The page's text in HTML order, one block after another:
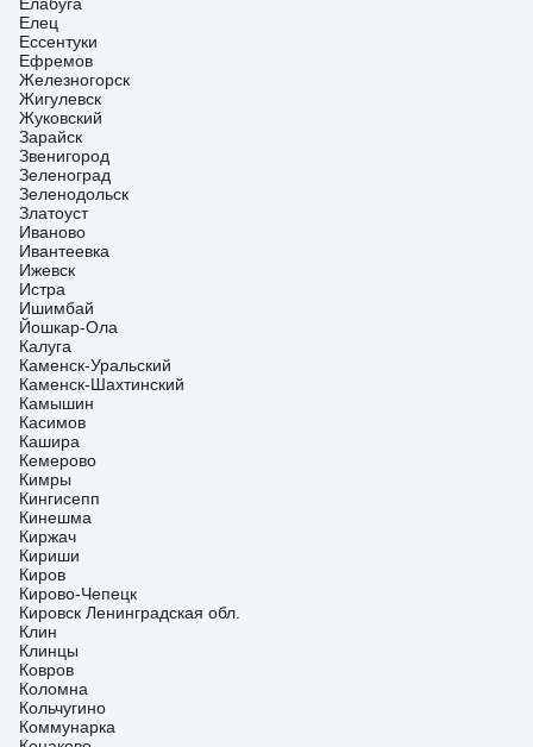
Елец
Ессентуки
Ефремов
Железногорск
Жигулевск
Жуковский
Зарайск
Звенигород
Зеленоград
Зеленодольск
Златоуст
Иваново
Ивантеевка
Ижевск
Истра
Ишимбай
Йошкар-Ола
Калуга
Каменск-Уральский
Каменск-Шахтинский
Камышин
Касимов
Кашира
Кемерово
Кимры
Кингисепп
Кинешма
Киржач
Кириши
Киров
Кирово-Чепецк
Кировск Ленинградская обл.
Клин
Клинцы
Ковров
Коломна
Кольчугино
Коммунарка